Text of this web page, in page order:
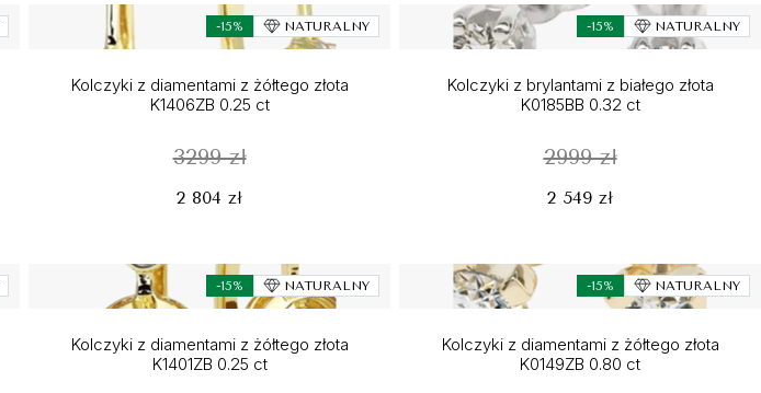
-15% NATURALNY
Kolczyki z diamentami z żółtego złota
K1406ZB 0.25 ct
3299 zł
2 804 zł
-15% NATURALNY
Kolczyki z brylantami z białego złota
K0185BB 0.32 ct
2999 zł
2 549 zł
-15% NATURALNY
Kolczyki z diamentami z żółtego złota
K1401ZB 0.25 ct
-15% NATURALNY
Kolczyki z diamentami z żółtego złota
K0149ZB 0.80 ct